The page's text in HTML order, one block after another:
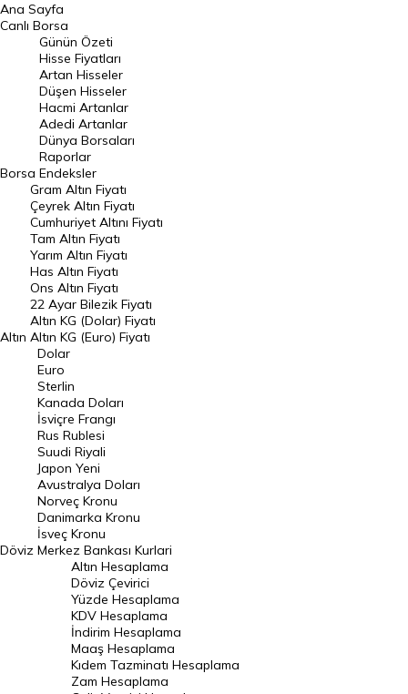
BIST 100 Hisseleri
En Çok Artan Hisseler
En Çok Düşen Hisseler
Hacmi Artanlar
Geçmiş Kapanışlar
Dünya Borsaları
Raporlar
Endeksler
DÖVİZ
Döviz Kuru
Dolar Kuru
Euro Kuru
Pound Kuru
Frank Kuru
Riyal Kuru
Avustralya Doları
Danimarka Kronu Kuru
Kanada Doları Kuru
Norveç Kronu Kuru
İsveç Kronu Kuru
Japon Yeni Kuru
Serbest Piyasa Döviz Kurları
Merkez Bankası Döviz Kurları
Ana Sayfa
Canlı Borsa
Borsa
Günün Özeti
Hisse Fiyatları
Artan Hisseler
Düşen Hisseler
Hacmi Artanlar
Adedi Artanlar
Dünya Borsaları
Raporlar
Endeksler
Altın
Gram Altın Fiyatı
Çeyrek Altın Fiyatı
Cumhuriyet Altını Fiyatı
Tam Altın Fiyatı
Yarım Altın Fiyatı
Has Altın Fiyatı
Ons Altın Fiyatı
22 Ayar Bilezik Fiyatı
Altın KG (Dolar) Fiyatı
Altın KG (Euro) Fiyatı
Döviz
Dolar
Euro
Sterlin
Kanada Doları
İsviçre Frangı
Rus Rublesi
Suudi Riyali
Japon Yeni
Avustralya Doları
Norveç Kronu
Danimarka Kronu
İsveç Kronu
Merkez Bankası Kurlari
Altın Hesaplama
Döviz Çevirici
Yüzde Hesaplama
KDV Hesaplama
İndirim Hesaplama
Maaş Hesaplama
Kıdem Tazminatı Hesaplama
Zam Hesaplama